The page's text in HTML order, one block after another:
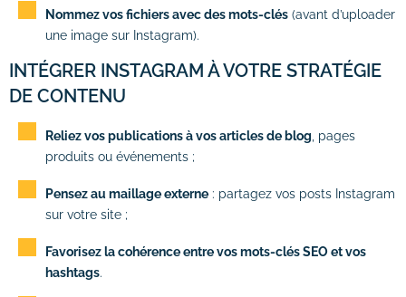
Nommez vos fichiers avec des mots-clés (avant d’uploader
une image sur Instagram).
INTÉGRER INSTAGRAM À VOTRE STRATÉGIE
DE CONTENU
Reliez vos publications à vos articles de blog , pages
produits ou événements ;
Pensez au maillage externe : partagez vos posts Instagram
sur votre site ;
Favorisez la cohérence entre vos mots-clés SEO et vos
hashtags.